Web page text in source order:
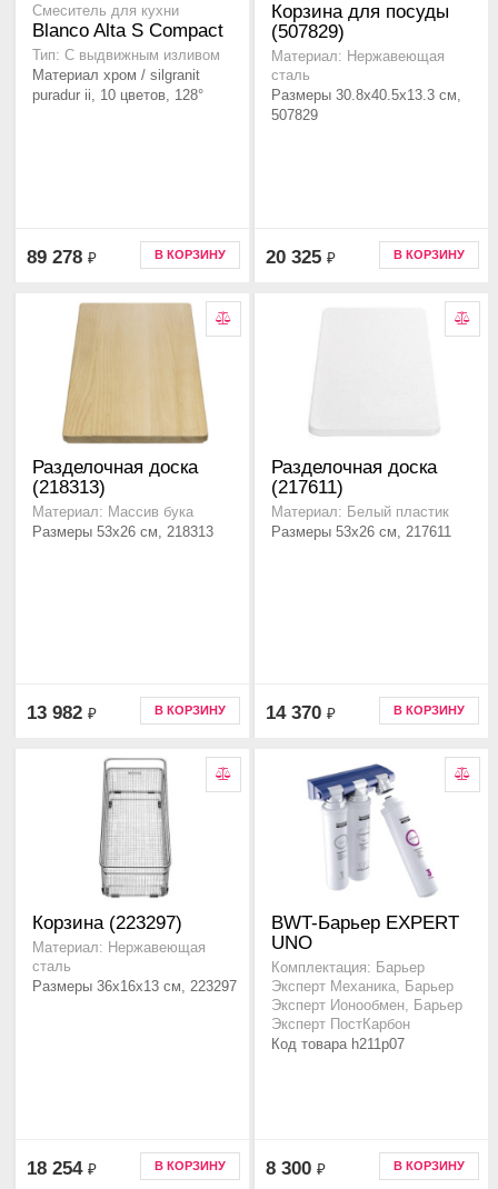
Смеситель для кухни
Blanco Alta S Compact
Тип: С выдвижным изливом
Материал хром / silgranit
puradur ii, 10 цветов, 128°
89 278 ₽ В КОРЗИНУ
Корзина для посуды
(507829)
Материал: Нержавеющая
сталь
Размеры 30.8x40.5x13.3 см,
507829
20 325 ₽ В КОРЗИНУ
Разделочная доска
(218313)
Материал: Массив бука
Размеры 53x26 см, 218313
13 982 ₽ В КОРЗИНУ
Разделочная доска
(217611)
Материал: Белый пластик
Размеры 53x26 см, 217611
14 370 ₽ В КОРЗИНУ
Корзина (223297)
Материал: Нержавеющая
сталь
Размеры 36x16x13 см, 223297
18 254 ₽ В КОРЗИНУ
BWT-Барьер EXPERT
UNO
Комплектация: Барьер
Эксперт Механика, Барьер
Эксперт Ионообмен, Барьер
Эксперт ПостКарбон
Код товара h211p07
8 300 ₽ В КОРЗИНУ